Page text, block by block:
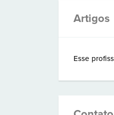
Artigos
Esse